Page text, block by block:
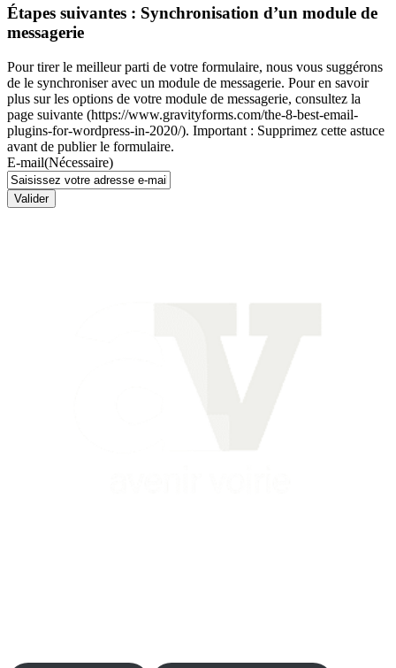
Étapes suivantes : Synchronisation d’un module de
messagerie
Pour tirer le meilleur parti de votre formulaire, nous vous suggérons
de le synchroniser avec un module de messagerie. Pour en savoir
plus sur les options de votre module de messagerie, consultez la
page suivante (https://www.gravityforms.com/the-8-best-email-
plugins-for-wordpress-in-2020/). Important : Supprimez cette astuce
avant de publier le formulaire.
E-mail(Nécessaire)
Valider